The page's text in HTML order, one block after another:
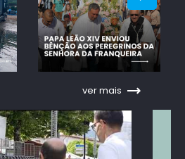
ver mais